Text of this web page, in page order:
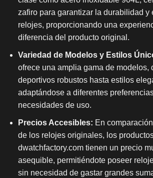
zafiro para garantizar la durabilidad y
relojes, proporcionando una
diferencia del producto original.
Variedad de Modelos y Estilos
ofrece una amplia gama de modelos,
deportivos robustos hasta estilos
adaptándose a diferentes
necesidades de uso.
Precios Accesibles: En
de los relojes originales, los
dwatchfactory.com tienen un precio
asequible, permitiéndote poseer
sin necesidad de gastar grandes